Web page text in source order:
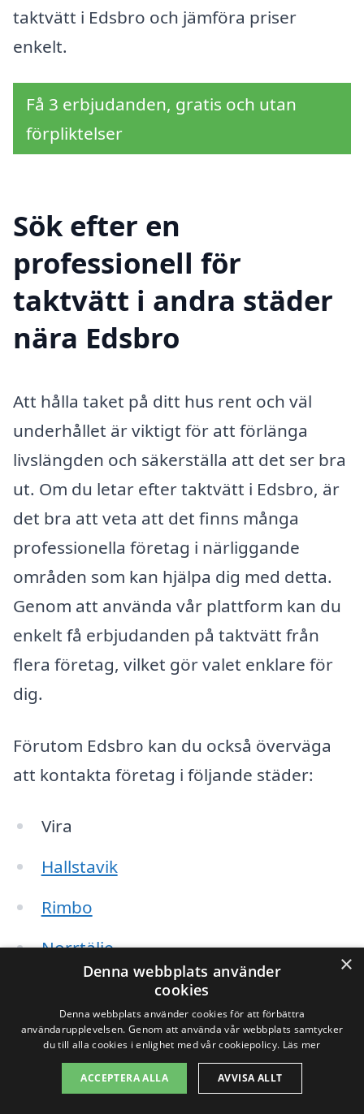
taktvätt i Edsbro och jämföra priser
enkelt.
Få 3 erbjudanden, gratis och utan
förpliktelser
Sök efter en
professionell för
taktvätt i andra städer
nära Edsbro
Att hålla taket på ditt hus rent och väl
underhållet är viktigt för att förlänga
livslängden och säkerställa att det ser bra
ut. Om du letar efter taktvätt i Edsbro, är
det bra att veta att det finns många
professionella företag i närliggande
områden som kan hjälpa dig med detta.
Genom att använda vår plattform kan du
enkelt få erbjudanden på taktvätt från
flera företag, vilket gör valet enklare för
dig.
Förutom Edsbro kan du också överväga
att kontakta företag i följande städer:
Vira
Hallstavik
Rimbo
Norrtälje
Länna
Röbo
×
Denna webbplats använder
cookies
Denna webbplats använder cookies för att förbättra
användarupplevelsen. Genom att använda vår webbplats samtycker
du till alla cookies i enlighet med vår cookiepolicy. Läs mer
ACCEPTERA ALLA AVVISA ALLT